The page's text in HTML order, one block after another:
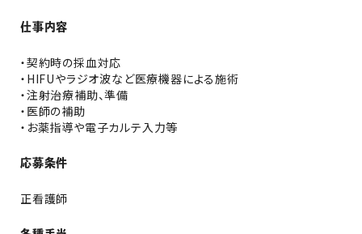
仕事内容
・契約時の採血対応
・HIFUやラジオ波など医療機器による施術
・注射治療補助、準備
・医師の補助
・お薬指導や電子カルテ入力等
応募条件
正看護師